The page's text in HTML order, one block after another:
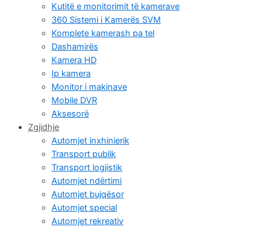
Kutitë e monitorimit të kamerave
360 Sistemi i Kamerës SVM
Komplete kamerash pa tel
Dashamirës
Kamera HD
Ip kamera
Monitor i makinave
Mobile DVR
Aksesorë
Zgjidhje
Automjet inxhinierik
Transport publik
Transport logjistik
Automjet ndërtimi
Automjet bujqësor
Automjet special
Automjet rekreativ